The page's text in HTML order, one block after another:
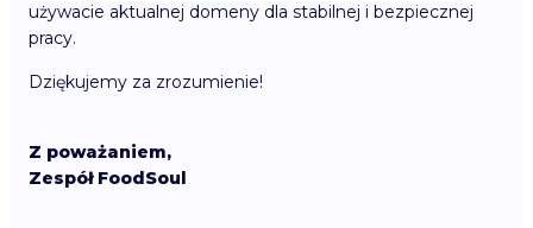
używacie aktualnej domeny dla stabilnej i bezpiecznej
pracy.
Dziękujemy za zrozumienie!
Z poważaniem,
Zespół FoodSoul